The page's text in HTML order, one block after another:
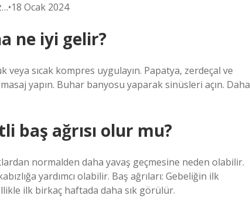
Ocak 2024
ne iyi gelir?
sıcak kompres uygulayın. Papatya, zerdeçal ve
yapın. Buhar banyosu yaparak sinüsleri açın. Daha
baş ağrısı olur mu?
normalden daha yavaş geçmesine neden olabilir.
yardımcı olabilir. Baş ağrıları: Gebeliğin ilk
ilk birkaç haftada daha sık görülür.